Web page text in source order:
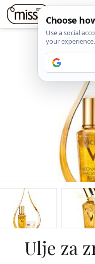
Ulje za